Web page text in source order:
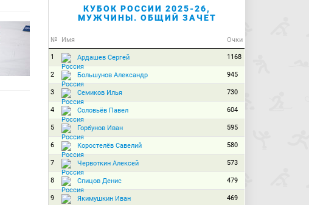
КУБОК РОССИИ 2025-26,
МУЖЧИНЫ. ОБЩИЙ ЗАЧЕТ
№ Имя Очки
1 Ардашев Сергей 1168
2 Большунов Александр 945
3 Семиков Илья 730
4 Соловьёв Павел 604
5 Горбунов Иван 595
6 Коростелёв Савелий 580
7 Червоткин Алексей 573
8 Спицов Денис 479
9 Якимушкин Иван 469